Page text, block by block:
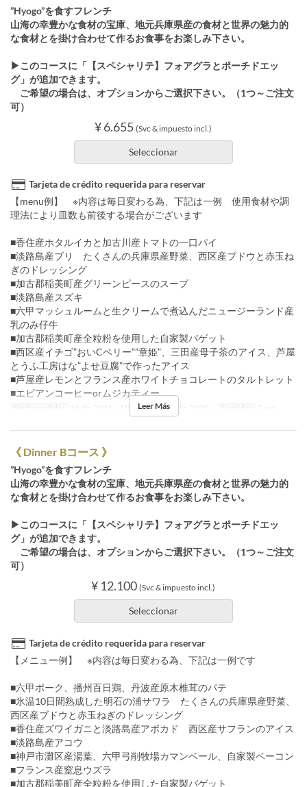
”Hyogo”を食すフレンチ
山海の幸豊かな食材の宝庫、地元兵庫県産の食材と世界の魅力的
な食材とを掛け合わせて作るお食事をお楽しみ下さい。
▶このコースに「【スペシャリテ】フォアグラとポーチドエッ
グ」が追加できます。
ご希望の場合は、オプションからご選択下さい。（1つ～ご注文
可）
¥ 6.655 (Svc & impuesto incl.)
Seleccionar
Tarjeta de crédito requerida para reservar
【menu例】 ※内容は毎日変わる為、下記は一例 使用食材や調
理法により皿数も前後する場合がございます
■香住産ホタルイカと加古川産トマトの一口パイ
■淡路島産ブリ たくさんの兵庫県産野菜、西区産ブドウと赤玉ね
ぎのドレッシング
■加古郡稲美町産グリーンピースのスープ
■淡路島産スズキ
■六甲マッシュルームと生クリームで煮込んだニュージーランド産
乳のみ仔牛
■加古郡稲美町産全粒粉を使用した自家製バゲット
■西区産イチゴ”おいCベリー””章姫”、三田産母子茶のアイス、芦屋
とうふ工房はな”よせ豆腐”で作ったアイス
■芦屋産レモンとフランス産ホワイトチョコレートのタルトレット
■エビアンコーヒーorムジカティー
Fechas validas 26 dic 2024 ~ 19 dic 2025, 26 dic 2025 ~ Comidas Cena
Leer Más
《 Dinner Bコース 》
”Hyogo”を食すフレンチ
山海の幸豊かな食材の宝庫、地元兵庫県産の食材と世界の魅力的
な食材とを掛け合わせて作るお食事をお楽しみ下さい。
▶このコースに「【スペシャリテ】フォアグラとポーチドエッ
グ」が追加できます。
ご希望の場合は、オプションからご選択下さい。（1つ～ご注文
可）
¥ 12.100 (Svc & impuesto incl.)
Seleccionar
Tarjeta de crédito requerida para reservar
【メニュー例】 ※内容は毎日変わる為、下記は一例です
■六甲ポーク、播州百日鶏、丹波産原木椎茸のパテ
■氷温10日間熟成した明石の浦サワラ たくさんの兵庫県産野菜、
西区産ブドウと赤玉ねぎのドレッシング
■香住産ズワイガニと淡路島産アボカド 西区産サフランのアイス
■淡路島産アコウ
■神戸市灘区産湯葉、六甲弓削牧場カマンベール、自家製ベーコン
■フランス産窒息ウズラ
■加古郡稲美町産全粒粉を使用した自家製バゲット